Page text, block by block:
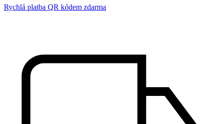
Rychlá platba QR kódem zdarma